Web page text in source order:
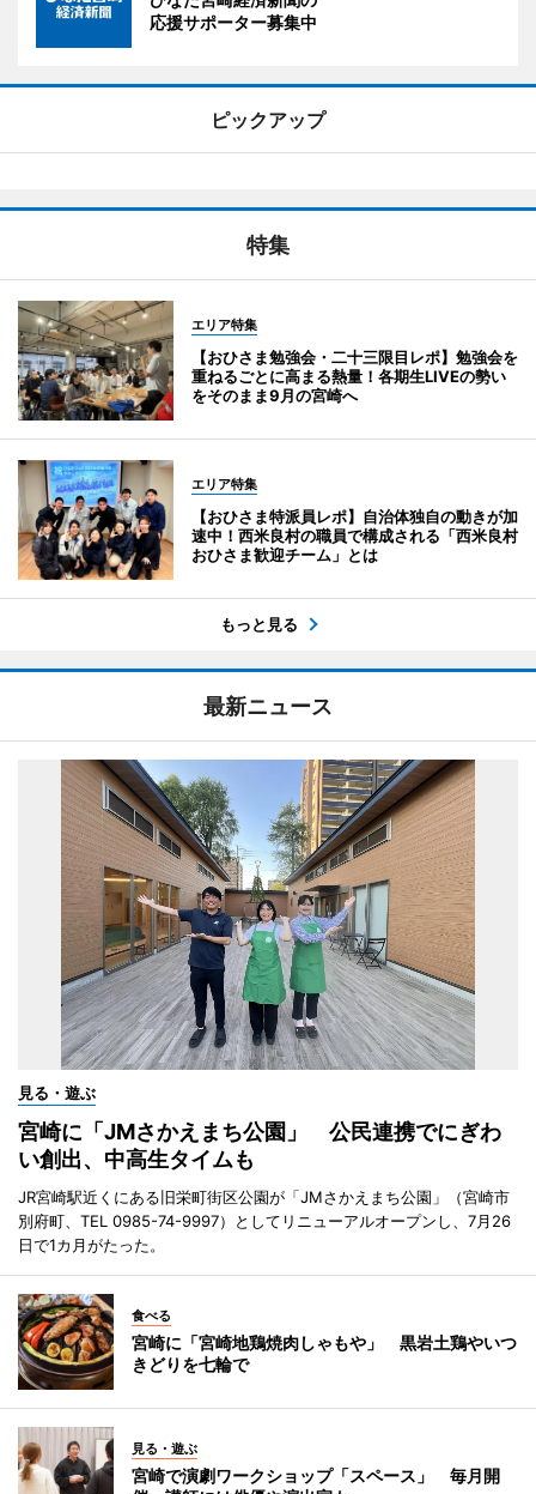
応援サポーター募集中
ピックアップ
特集
エリア特集
【おひさま勉強会・二十三限目レポ】勉強会を
重ねるごとに高まる熱量！各期生LIVEの勢い
をそのまま9月の宮崎へ
エリア特集
【おひさま特派員レポ】自治体独自の動きが加
速中！西米良村の職員で構成される「西米良村
おひさま歓迎チーム」とは
もっと見る
最新ニュース
見る・遊ぶ
宮崎に「JMさかえまち公園」 公民連携でにぎわ
い創出、中高生タイムも
JR宮崎駅近くにある旧栄町街区公園が「JMさかえまち公園」（宮崎市
別府町、TEL 0985-74-9997）としてリニューアルオープンし、7月26
日で1カ月がたった。
食べる
宮崎に「宮崎地鶏焼肉しゃもや」 黒岩土鶏やいつ
きどりを七輪で
見る・遊ぶ
宮崎で演劇ワークショップ「スペース」 毎月開